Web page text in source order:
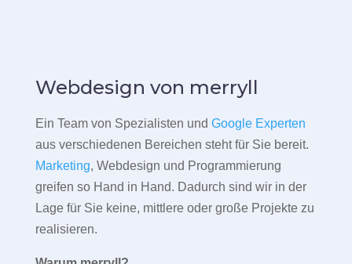
Webdesign von merryll
Ein Team von Spezialisten und Google Experten
aus verschiedenen Bereichen steht für Sie bereit.
Marketing, Webdesign und Programmierung
greifen so Hand in Hand. Dadurch sind wir in der
Lage für Sie keine, mittlere oder große Projekte zu
realisieren.